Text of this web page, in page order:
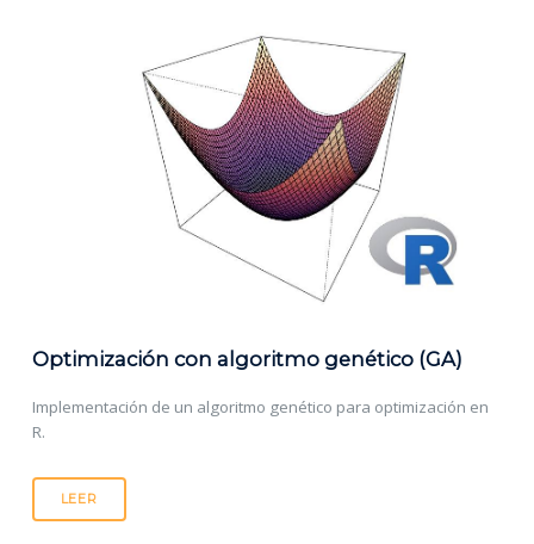
Optimización con algoritmo genético (GA)
Implementación de un algoritmo genético para optimización en
R.
LEER